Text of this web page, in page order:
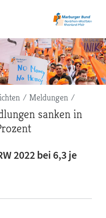
Meldungen
sanken in
2022 bei 6,3 je